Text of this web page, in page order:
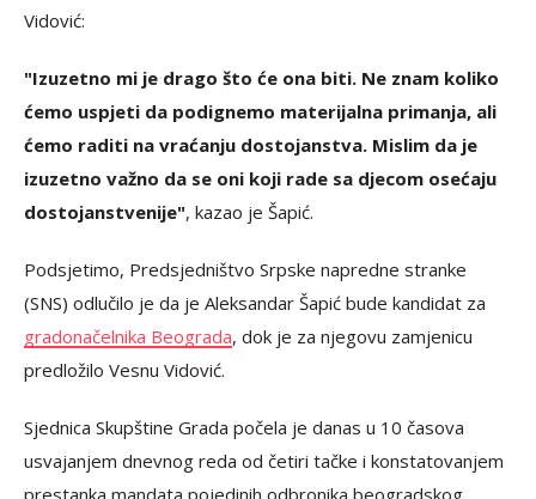
Vidović:
"Izuzetno mi je drago što će ona biti. Ne znam koliko
ćemo uspjeti da podignemo materijalna primanja, ali
ćemo raditi na vraćanju dostojanstva. Mislim da je
izuzetno važno da se oni koji rade sa djecom osećaju
dostojanstvenije", kazao je Šapić.
Podsjetimo, Predsjedništvo Srpske napredne stranke
(SNS) odlučilo je da je Aleksandar Šapić bude kandidat za
gradonačelnika Beograda, dok je za njegovu zamjenicu
predložilo Vesnu Vidović.
Sjednica Skupštine Grada počela je danas u 10 časova
usvajanjem dnevnog reda od četiri tačke i konstatovanjem
prestanka mandata pojedinih odbronika beogradskog